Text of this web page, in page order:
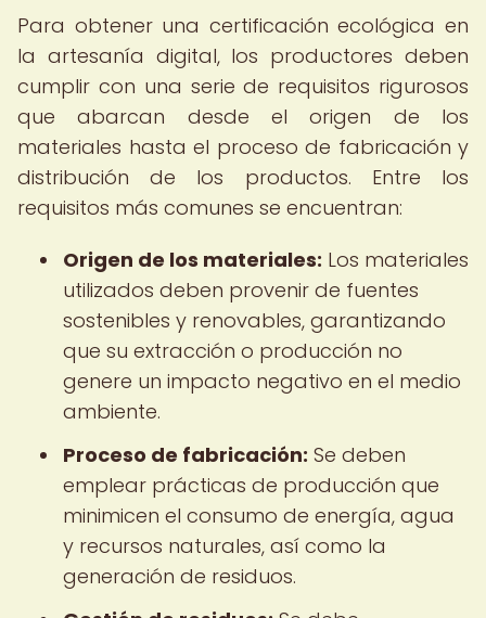
Para obtener una certificación ecológica en
la artesanía digital, los productores deben
cumplir con una serie de requisitos rigurosos
que abarcan desde el origen de los
materiales hasta el proceso de fabricación y
distribución de los productos. Entre los
requisitos más comunes se encuentran:
Origen de los materiales: Los materiales
utilizados deben provenir de fuentes
sostenibles y renovables, garantizando
que su extracción o producción no
genere un impacto negativo en el medio
ambiente.
Proceso de fabricación: Se deben
emplear prácticas de producción que
minimicen el consumo de energía, agua
y recursos naturales, así como la
generación de residuos.